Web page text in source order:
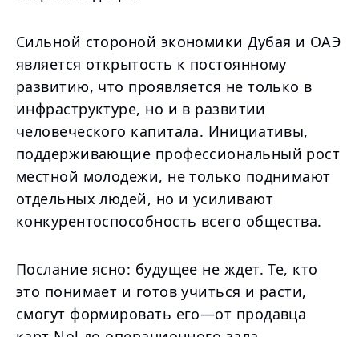
Сильной стороной экономики Дубая и ОАЭ
является открытость к постоянному
развитию, что проявляется не только в
инфраструктуре, но и в развитии
человеческого капитала. Инициативы,
поддерживающие профессиональный рост
местной молодежи, не только поднимают
отдельных людей, но и усиливают
конкурентоспособность всего общества.
Послание ясно: будущее не ждет. Те, кто
это понимает и готов учиться и расти,
смогут формировать его—от продавца